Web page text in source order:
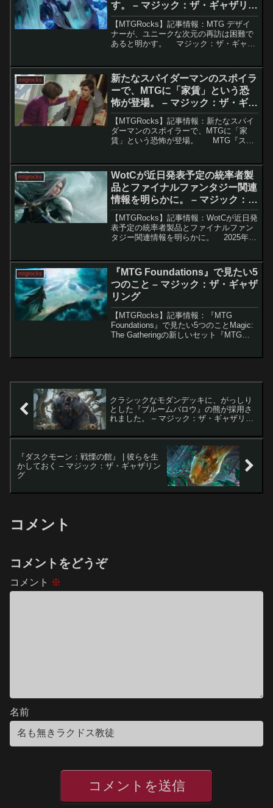
す。 – マジック：ザ・ギャザリン
グ
【MTGRocks】記事情報：MTG デザイ
ナーが、ユニークな次元の再訪は困難で
あると明かす。 マジック：ザ・ギャザ
て新しいカードやコンテンツに追いつく
のは大変...
mtgrocks
新たなスパイダーマンのスポイラ
ーで、MTGに「家賃」という恐
怖が登場。 – マジック：ザ・ギャ
ザリング
【MTGRocks】記事情報：新たなスパイ
ダーマンのスポイラーで、MTGに「家
賃」という恐怖が登場。 MTG『スパ
しています。今回は、コミカルさと実用
性を兼ね...
mtgrocks
WotCが近日発表予定の統率者製
品とファイナルファンタジー関連
情報を明らかに。 – マジック：
ザ・ギャザリング
【MTGRocks】記事情報：WotCが近日発
表予定の統率者製品とファイナルファン
タジー関連情報を明らかに。 2025年が
破』のスポイラーシーズンが続く中、新
たな...
mtgrocks
『MTG Foundations』で見たい5
つのこと – マジック：ザ・ギャザ
リング
【MTGRocks】記事情報：『MTG
Foundations』で見たい5つのことMagic:
The Gatheringの新しいセット『MTG
クラシックなモダンデッキに、がっしり
とした『ブルームバロウ』の熊が採用さ
れました。 – マジック：ザ・ギャザリン
『ダスクモーン：戦慄の館』 | 彼らを生
かしておく – マジック：ザ・ギャザリン
グ
コメント
コメントをどうぞ
コメント ※
名前